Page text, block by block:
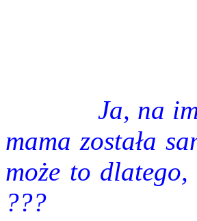
Ja, na
mama została
może to
???